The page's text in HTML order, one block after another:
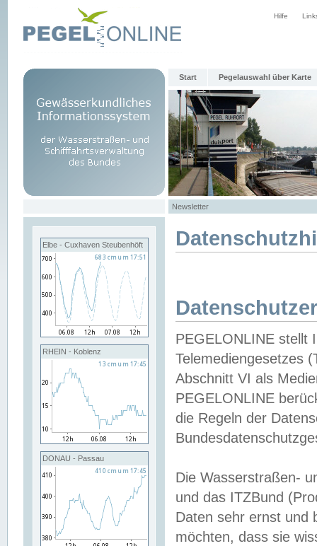
Hilfe
Start Pegelauswahl über Karte
Newsletter
Elbe - Cuxhaven Steubenhöft
RHEIN - Koblenz
DONAU - Passau
PEGELONLINE stellt
Telemediengesetzes
Abschnitt VI als
PEGELONLINE
die Regeln der
Die Wasserstraßen-
und das ITZBund
Daten sehr ernst und
möchten, dass sie